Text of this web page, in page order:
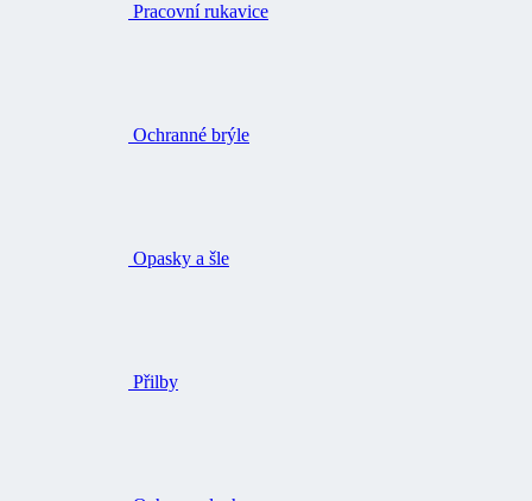
Pracovní rukavice
Ochranné brýle
Opasky a šle
Přilby